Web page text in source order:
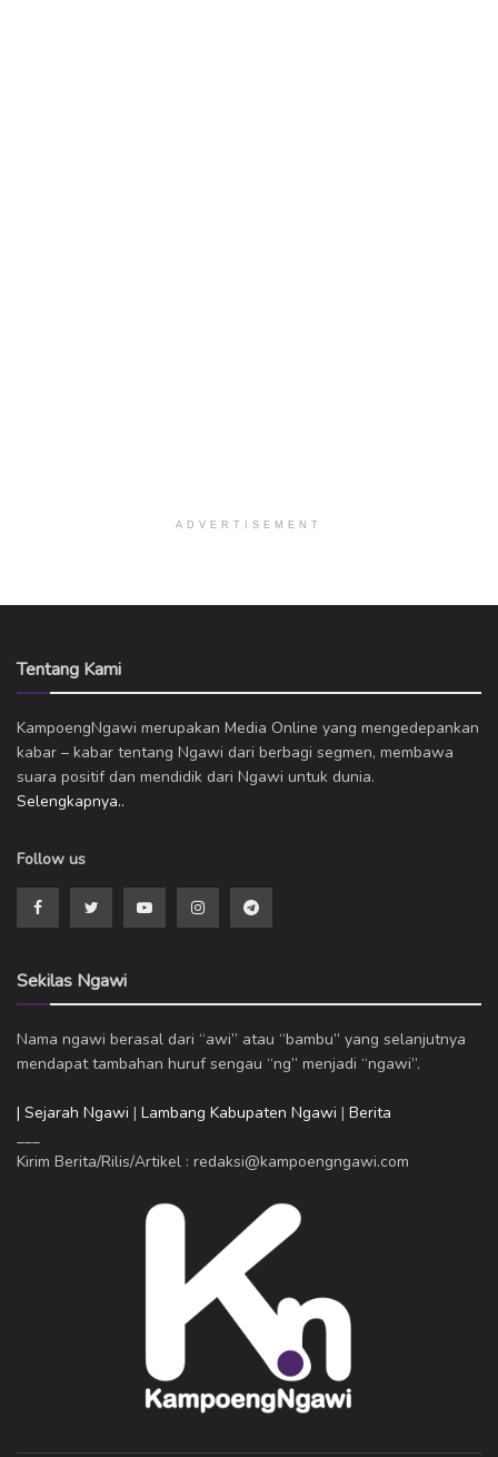
ADVERTISEMENT
Tentang Kami
KampoengNgawi merupakan Media Online yang mengedepankan
kabar – kabar tentang Ngawi dari berbagi segmen, membawa
suara positif dan mendidik dari Ngawi untuk dunia.
Selengkapnya..
Follow us
Sekilas Ngawi
Nama ngawi berasal dari “awi” atau “bambu” yang selanjutnya
mendapat tambahan huruf sengau “ng” menjadi “ngawi”.
| Sejarah Ngawi | Lambang Kabupaten Ngawi | Berita
___
Kirim Berita/Rilis/Artikel : redaksi@kampoengngawi.com